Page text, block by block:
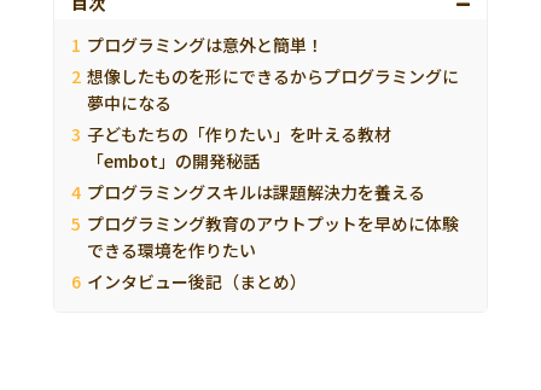
プログラミングは意外と簡単！
想像したものを形にできるからプログラミングに
夢中になる
子どもたちの「作りたい」を叶える教材
「embot」の開発秘話
プログラミングスキルは課題解決力を養える
プログラミング教育のアウトプットを早めに体験
できる環境を作りたい
インタビュー後記（まとめ）